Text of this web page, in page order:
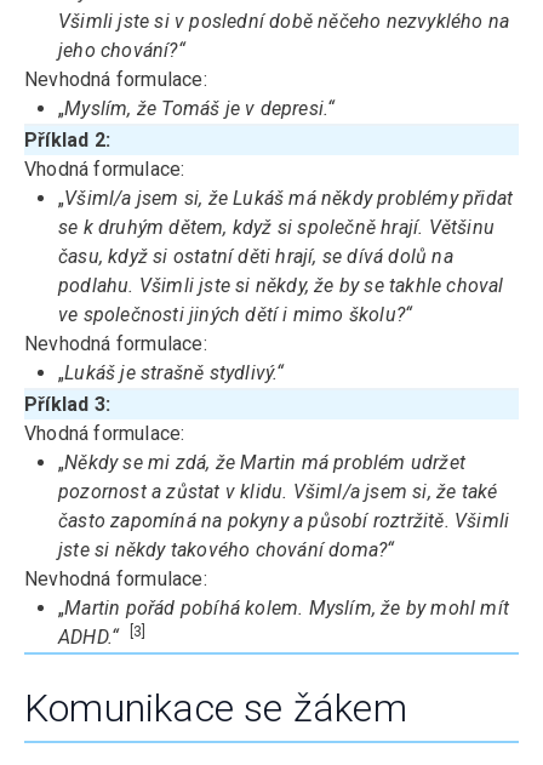
Všimli jste si v poslední době něčeho nezvyklého na
jeho chování?“
Nevhodná formulace:
„Myslím, že Tomáš je v depresi.“
Příklad 2:
Vhodná formulace:
„Všiml/a jsem si, že Lukáš má někdy problémy přidat
se k druhým dětem, když si společně hrají. Většinu
času, když si ostatní děti hrají, se dívá dolů na
podlahu. Všimli jste si někdy, že by se takhle choval
ve společnosti jiných dětí i mimo školu?“
Nevhodná formulace:
„Lukáš je strašně stydlivý.“
Příklad 3:
Vhodná formulace:
„Někdy se mi zdá, že Martin má problém udržet
pozornost a zůstat v klidu. Všiml/a jsem si, že také
často zapomíná na pokyny a působí roztržitě. Všimli
jste si někdy takového chování doma?“
Nevhodná formulace:
„Martin pořád pobíhá kolem. Myslím, že by mohl mít
ADHD.“
[3]
Komunikace se žákem